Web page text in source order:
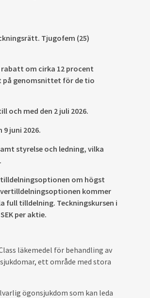
Tjugofem (25)
rabatt om cirka 12 procent
på genomsnittet för de tio
och med den 2 juli 2026.
juni 2026.
styrelse och ledning, vilka
om högst
kommer
full tilldelning. Teckningskursen i
per aktie.
läkemedel för behandling av
ett område med stora
ögonsjukdom som kan leda